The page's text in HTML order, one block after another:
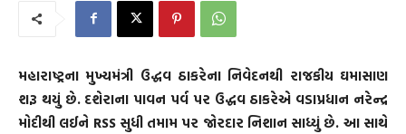
મહારાષ્ટ્રના મુખ્યમંત્રી ઉદ્ધવ ઠાકરેના નિવેદનથી રાજકીય ઘમાસાણ
શરૂ થયું છે. દશેરાના પાવન પર્વ પર ઉદ્ધવ ઠાકરેએ વડાપ્રધાન નરેન્દ્ર
મોદીથી લઈને RSS સુધી તમામ પર જોરદાર નિશાન સાધ્યું છે. આ સાથે